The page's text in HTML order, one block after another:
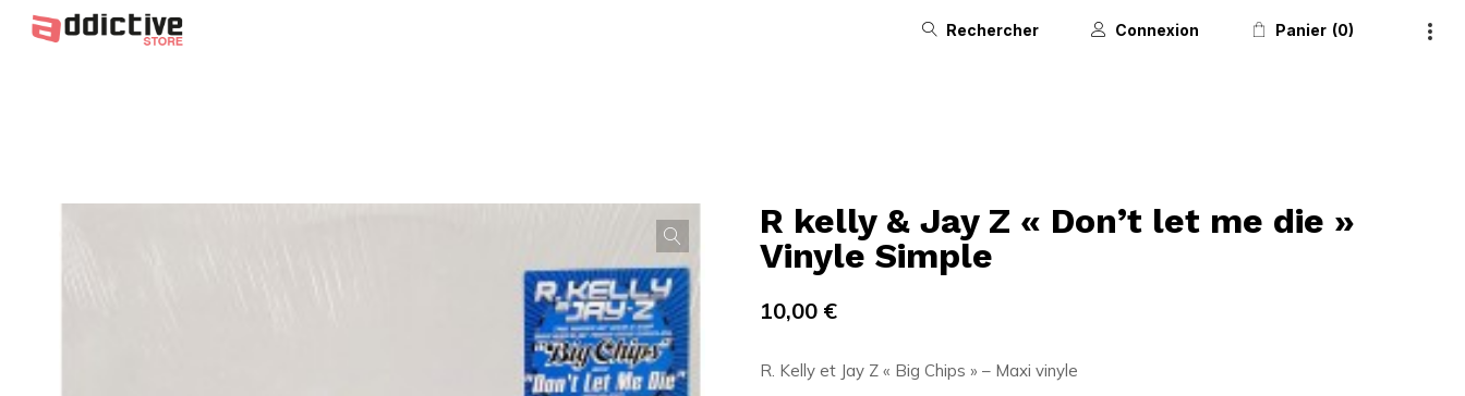
Rechercher Connexion Panier 0
R kelly & Jay Z « Don’t let me die »
Vinyle Simple
10,00 €
R. Kelly et Jay Z « Big Chips » – Maxi vinyle